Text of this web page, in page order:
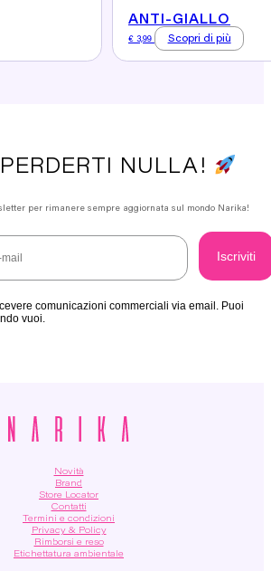
ANTI-GIALLO
€3,99 Scopri di più
NULLA!
per rimanere sempre aggiornata sul mondo Narika!
Iscriviti
comunicazioni commerciali via email. Puoi
vuoi.
Novità
Brand
Store Locator
Contatti
Termini e condizioni
Privacy & Policy
Rimborsi e reso
Etichettatura ambientale